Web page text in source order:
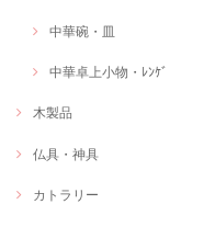
中華碗・皿
中華卓上小物・ﾚﾝｹﾞ
木製品
仏具・神具
カトラリー